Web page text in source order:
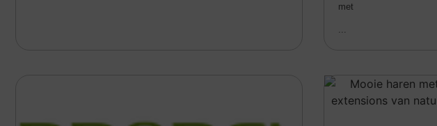
met
...